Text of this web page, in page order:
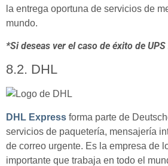
la entrega oportuna de servicios de
mundo.
*Si deseas ver el caso de éxito de
8.2. DHL
DHL Express forma parte de
servicios de paquetería, mensajería
de correo urgente. Es la empresa de
importante que trabaja en todo el